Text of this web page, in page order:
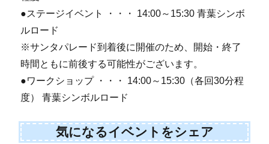
●ステージイベント ・・・ 14:00～15:30 青葉シンボ
ルロード
※サンタパレード到着後に開催のため、開始・終了
時間ともに前後する可能性がございます。
●ワークショップ ・・・ 14:00～15:30（各回30分程
度） 青葉シンボルロード
気になるイベントをシェア